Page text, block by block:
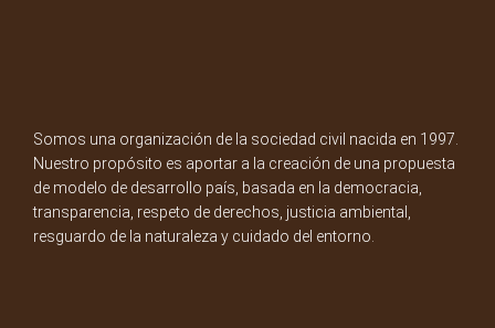
Somos una organización de la sociedad civil nacida en 1997.
Nuestro propósito es aportar a la creación de una propuesta
de modelo de desarrollo país, basada en la democracia,
transparencia, respeto de derechos, justicia ambiental,
resguardo de la naturaleza y cuidado del entorno.